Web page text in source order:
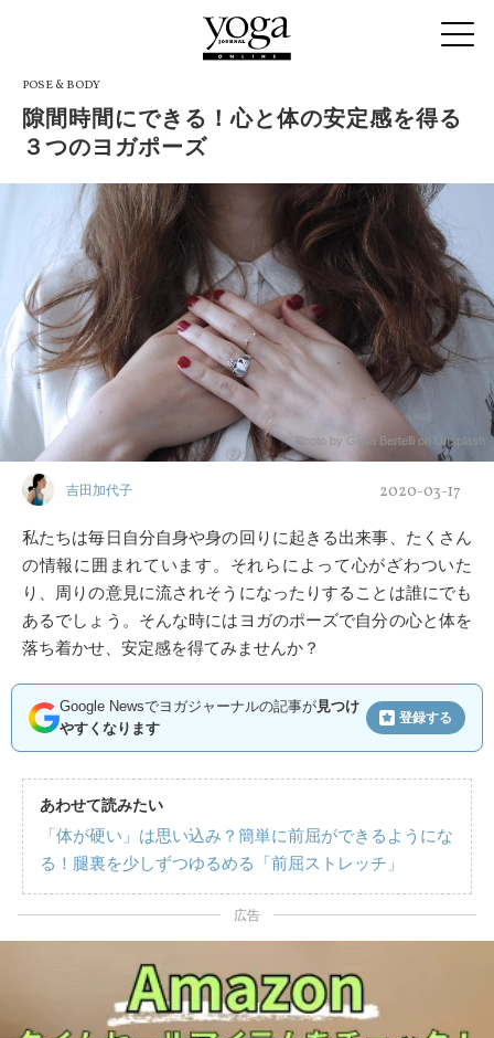
POSE & BODY
隙間時間にできる！心と体の安定感を得る
３つのヨガポーズ
Photo by Giulia Bertelli on Unsplash
吉田加代子 2020-03-17
私たちは毎日自分自身や身の回りに起きる出来事、たくさん
の情報に囲まれています。それらによって心がざわついた
り、周りの意見に流されそうになったりすることは誰にでも
あるでしょう。そんな時にはヨガのポーズで自分の心と体を
落ち着かせ、安定感を得てみませんか？
Google Newsでヨガジャーナルの記事が見つけ
やすくなります
登録する
あわせて読みたい
「体が硬い」は思い込み？簡単に前屈ができるようにな
る！腿裏を少しずつゆるめる「前屈ストレッチ」
広告